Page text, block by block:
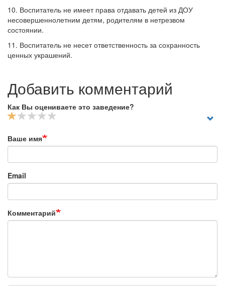
10. Воспитатель не имеет права отдавать детей из ДОУ
несовершеннолетним детям, родителям в нетрезвом
состоянии.
11. Воспитатель не несет ответственность за сохранность
ценных украшений.
Добавить комментарий
Как Вы оцениваете это заведение?
Ваше имя
Email
Комментарий